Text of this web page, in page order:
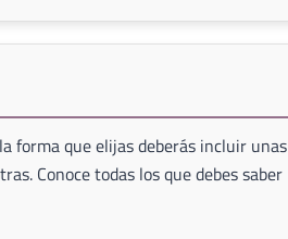
forma que elijas deberás incluir unas
Conoce todas los que debes saber